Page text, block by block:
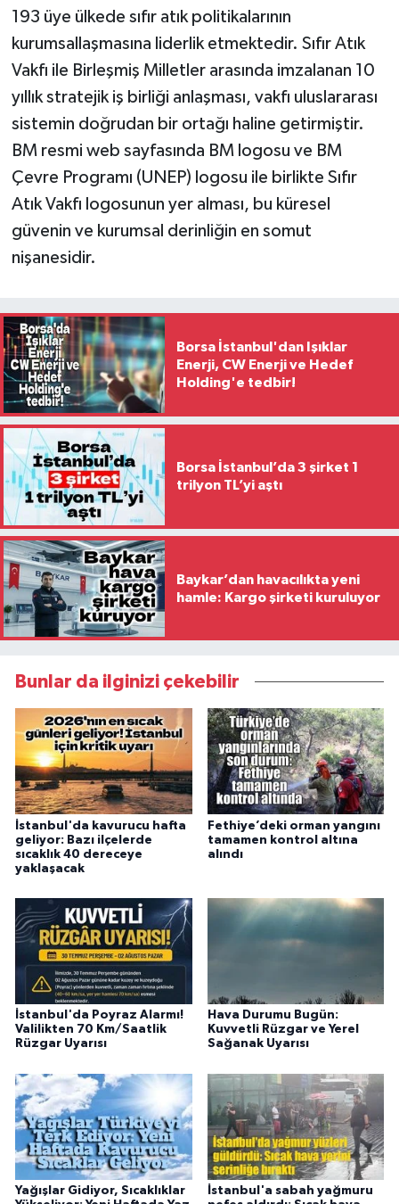
193 üye ülkede sıfır atık politikalarının
kurumsallaşmasına liderlik etmektedir. Sıfır Atık
Vakfı ile Birleşmiş Milletler arasında imzalanan 10
yıllık stratejik iş birliği anlaşması, vakfı uluslararası
sistemin doğrudan bir ortağı haline getirmiştir.
BM resmi web sayfasında BM logosu ve BM
Çevre Programı (UNEP) logosu ile birlikte Sıfır
Atık Vakfı logosunun yer alması, bu küresel
güvenin ve kurumsal derinliğin en somut
nişanesidir.
Borsa İstanbul'dan Işıklar
Enerji, CW Enerji ve Hedef
Holding'e tedbir!
Borsa İstanbul’da 3 şirket 1
trilyon TL’yi aştı
Baykar’dan havacılıkta yeni
hamle: Kargo şirketi kuruluyor
Bunlar da ilginizi çekebilir
İstanbul'da kavurucu hafta
geliyor: Bazı ilçelerde
sıcaklık 40 dereceye
yaklaşacak
Fethiye’deki orman yangını
tamamen kontrol altına
alındı
İstanbul'da Poyraz Alarmı!
Valilikten 70 Km/Saatlik
Rüzgar Uyarısı
Hava Durumu Bugün:
Kuvvetli Rüzgar ve Yerel
Sağanak Uyarısı
Yağışlar Gidiyor, Sıcaklıklar
İstanbul'a sabah yağmuru